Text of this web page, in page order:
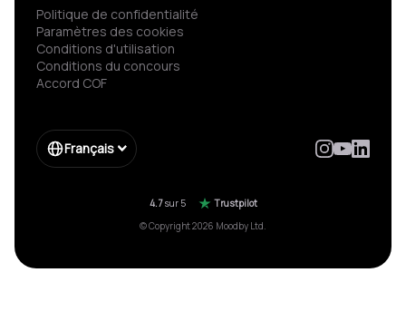
Politique de confidentialité
Paramètres des cookies
Conditions d'utilisation
Conditions du concours
Accord COF
Français
4.7sur 5
Trustpilot
© Copyright 2026 Moodby Ltd.